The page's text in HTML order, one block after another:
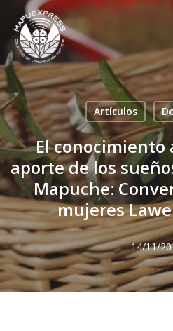
Skip
main
content
Artículos
El conocimiento
aporte de los
Mapuche:
mujeres
14/11/